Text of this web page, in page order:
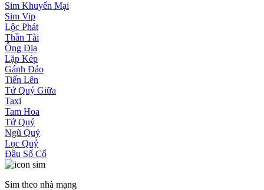
Sim Khuyến Mại
Sim Vip
Lộc Phát
Thần Tài
Ông Địa
Lặp Kép
Gánh Đảo
Tiến Lên
Tứ Quý Giữa
Taxi
Tam Hoa
Tứ Quý
Ngũ Quý
Lục Quý
Đầu Số Cổ
Sim theo nhà mạng